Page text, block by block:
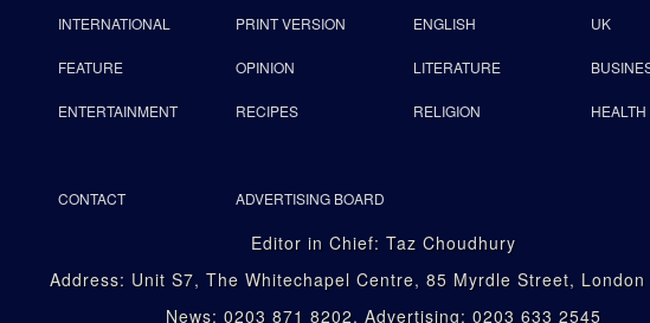
INTERNATIONAL PRINT VERSION ENGLISH UK
FEATURE OPINION LITERATURE
ENTERTAINMENT RECIPES RELIGION HEALTH
CONTACT ADVERTISING BOARD
Editor in Chief: Taz Choudhury
Address: Unit S7, The Whitechapel Centre, 85 Myrdle Street, London
News: 0203 871 8202, Advertising: 0203 633 2545